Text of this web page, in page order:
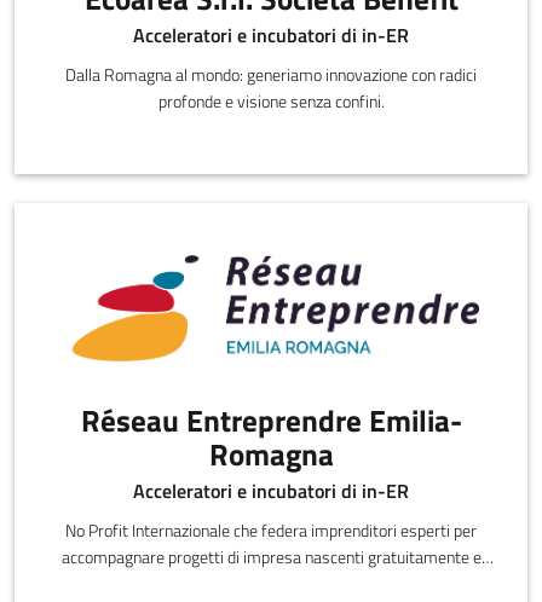
Acceleratori e incubatori di in-ER
Dalla Romagna al mondo: generiamo innovazione con radici
profonde e visione senza confini.
Réseau Entreprendre Emilia-
Romagna
Acceleratori e incubatori di in-ER
No Profit Internazionale che federa imprenditori esperti per
accompagnare progetti di impresa nascenti gratuitamente e